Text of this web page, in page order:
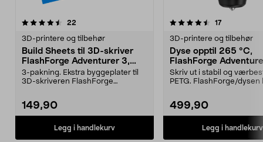
22
3D-printere og tilbehør
Build Sheets til 3D-skriver
FlashForge Adventurer 3,
38-8870
3-pakning. Ekstra byggeplater til
3D-skriveren FlashForge
149,90
Legg i handlekurv
4.5av 5 stjerner 17anmeldelser
3D-printere og tilbehør
Dyse opptil 265 °C,
FlashForge
mm
Skriv ut i stabil og
PETG. FlashForge/dysen
499,90
Legg i handlekurv